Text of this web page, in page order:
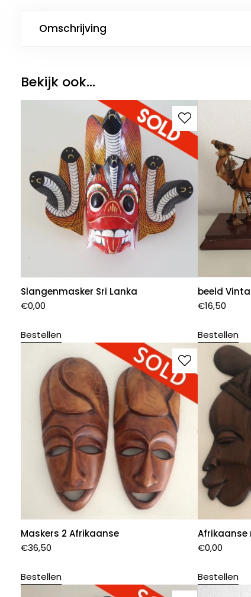
Omschrijving
Bekijk ook...
Slangenmasker Sri Lanka
€0,00
Bestellen
beeld
€16,50
Bestellen
Maskers 2 Afrikaanse
€36,50
Bestellen
Afrikaanse
€0,00
Bestellen